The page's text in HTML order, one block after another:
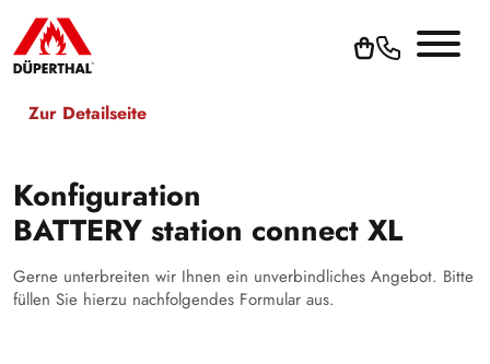
Zur Detailseite
Konfiguration
BATTERY station connect XL
Gerne unterbreiten wir Ihnen ein unverbindliches Angebot. Bitte
füllen Sie hierzu nachfolgendes Formular aus.